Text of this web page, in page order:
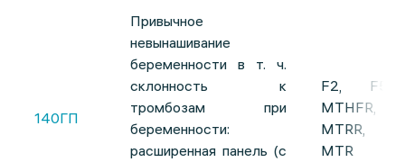
140ГП
Привычное
невынашивание
беременности в т. ч.
склонность к
тромбозам при
беременности:
расширенная панель (с
F2, F5,
MTHFR,
MTRR,
MTR